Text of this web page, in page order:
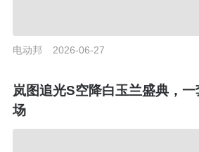
电动邦 2026-06-27
岚图追光S空降白玉兰盛典，
场